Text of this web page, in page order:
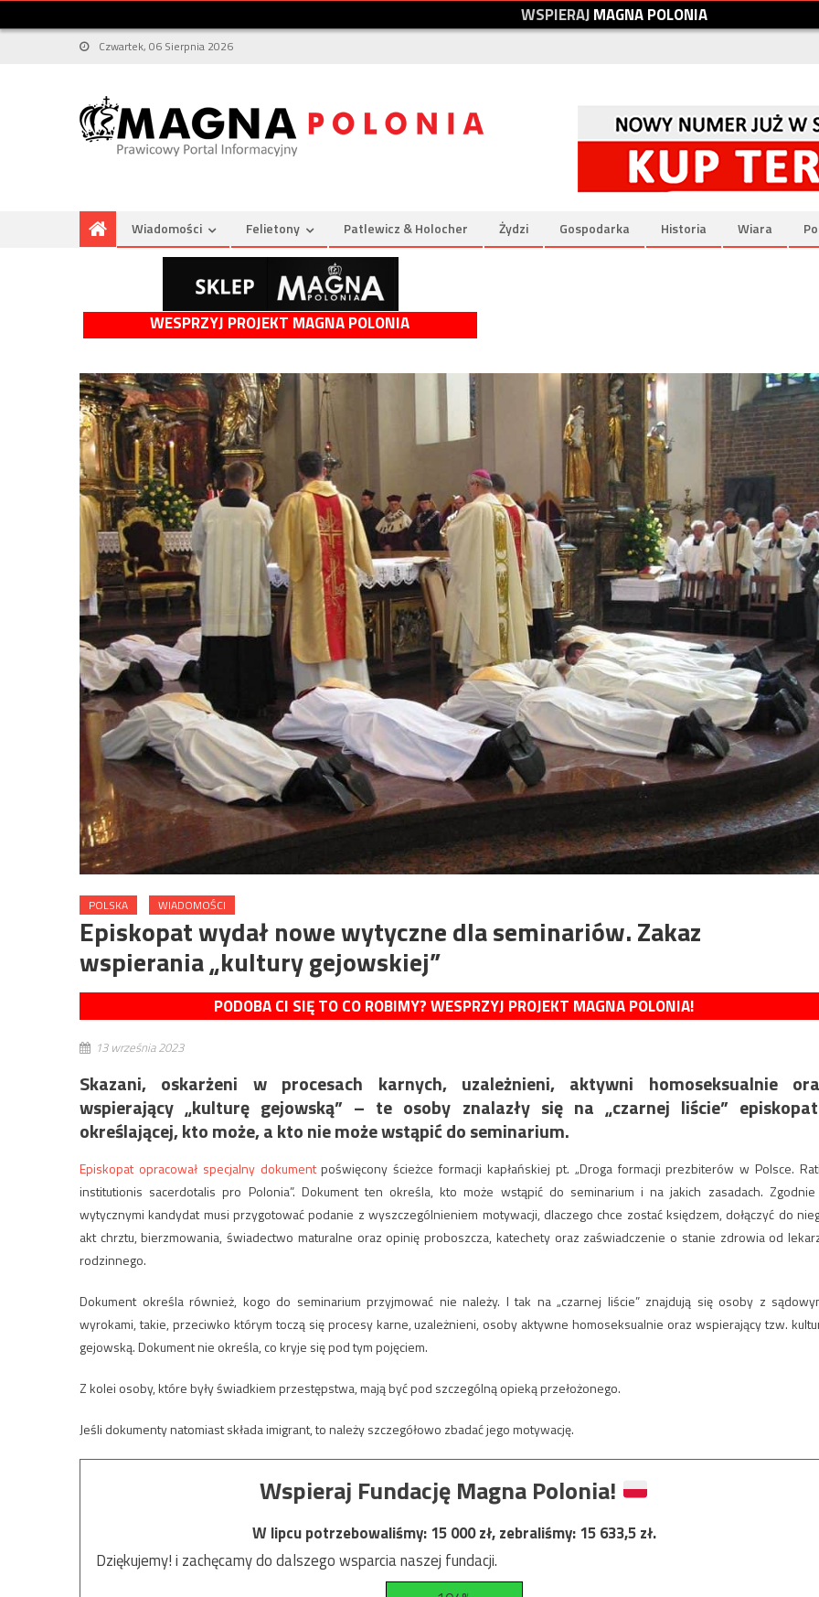
WSPIERAJMAGNAPOLONIA
Czwartek, 06 Sierpnia 2026
Wiadomości Felietony Patlewicz & Holocher Żydzi Gospodarka Historia Wiara
WESPRZYJ PROJEKT MAGNA POLONIA
POLSKA WIADOMOŚCI
Episkopat wydał nowe wytyczne dla seminariów. Zakaz
wspierania „kultury gejowskiej”
PODOBA CI SIĘ TO CO ROBIMY? WESPRZYJ PROJEKT MAGNA POLONIA!
13 września 2023
Skazani, oskarżeni w procesach karnych, uzależnieni, aktywni homoseksualnie
wspierający „kulturę gejowską” – te osoby znalazły się na „czarnej liście”
określającej, kto może, a kto nie może wstąpić do seminarium.
Episkopat opracował specjalny dokumentpoświęcony ścieżce formacji kapłańskiej pt. „Droga formacji prezbiterów w Polsce.
institutionis sacerdotalis pro Polonia”. Dokument ten określa, kto może wstąpić do seminarium i na jakich zasadach.
wytycznymi kandydat musi przygotować podanie z wyszczególnieniem motywacji, dlaczego chce zostać księdzem, dołączyć do
akt chrztu, bierzmowania, świadectwo maturalne oraz opinię proboszcza, katechety oraz zaświadczenie o stanie zdrowia od
rodzinnego.
Dokument określa również, kogo do seminarium przyjmować nie należy. I tak na „czarnej liście” znajdują się osoby z
wyrokami, takie, przeciwko którym toczą się procesy karne, uzależnieni, osoby aktywne homoseksualnie oraz wspierający tzw.
gejowską. Dokument nie określa, co kryje się pod tym pojęciem.
Z kolei osoby, które były świadkiem przestępstwa, mają być pod szczególną opieką przełożonego.
Jeśli dokumenty natomiast składa imigrant, to należy szczegółowo zbadać jego motywację.
Wspieraj Fundację Magna Polonia!
W lipcu potrzebowaliśmy:15 000zł, zebraliśmy:15 633,5zł.
Dziękujemy! i zachęcamy do dalszego wsparcia naszej fundacji.